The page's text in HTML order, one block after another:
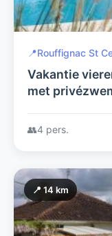
📍Rouffignac St
Vakantie
met
👥4 pers.
📍 14 km